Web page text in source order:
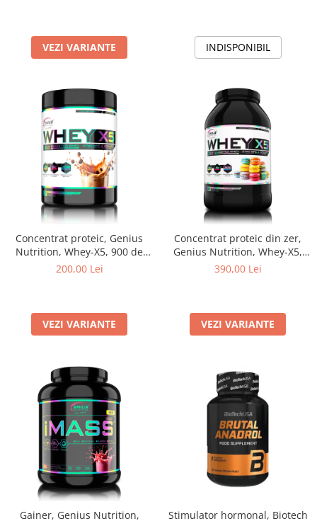
VEZI VARIANTE INDISPONIBIL
Concentrat proteic, Genius
Nutrition, Whey-X5, 900 de
grame, pudra proteica
200,00 Lei
VEZI VARIANTE
Concentrat proteic din zer,
Genius Nutrition, Whey-X5,
2kg, pudra proteica
390,00 Lei
VEZI VARIANTE
Gainer, Genius Nutrition, Stimulator hormonal, Biotech